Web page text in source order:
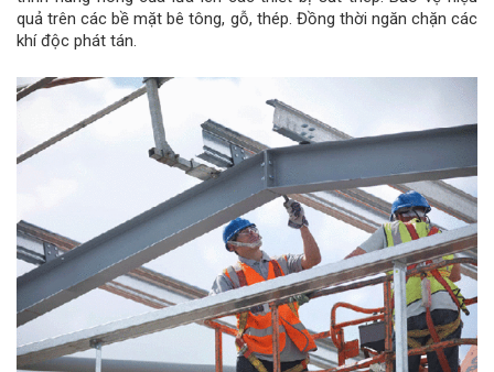
quả trên các bề mặt bê tông, gỗ, thép. Đồng thời ngăn chặn các
khí độc phát tán.